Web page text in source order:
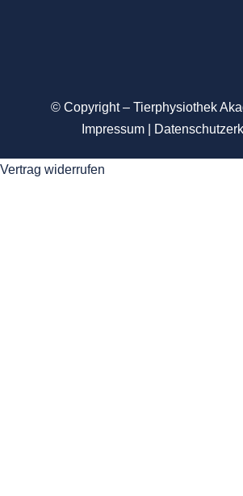
© Copyright – Tierphysiothek
Impressum|
Vertrag widerrufen